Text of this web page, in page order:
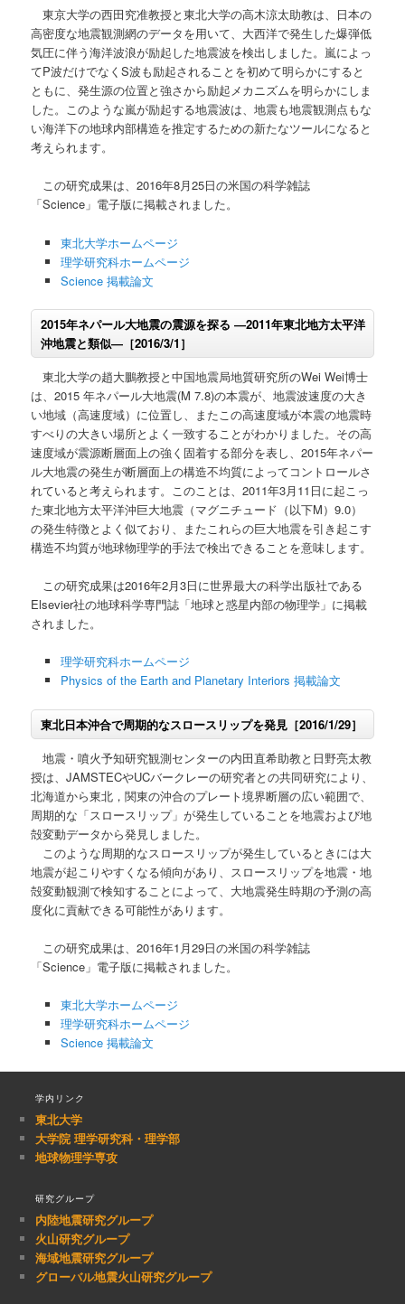
東京大学の西田究准教授と東北大学の高木涼太助教は、日本の
高密度な地震観測網のデータを用いて、大西洋で発生した爆弾低
気圧に伴う海洋波浪が励起した地震波を検出しました。嵐によっ
てP波だけでなくS波も励起されることを初めて明らかにすると
ともに、発生源の位置と強さから励起メカニズムを明らかにしま
した。このような嵐が励起する地震波は、地震も地震観測点もな
い海洋下の地球内部構造を推定するための新たなツールになると
考えられます。
この研究成果は、2016年8月25日の米国の科学雑誌
「Science」電子版に掲載されました。
東北大学ホームページ
理学研究科ホームページ
Science 掲載論文
2015年ネパール大地震の震源を探る ―2011年東北地方太平洋
沖地震と類似―［2016/3/1］
東北大学の趙大鵬教授と中国地震局地質研究所のWei Wei博士
は、2015 年ネパール大地震(M 7.8)の本震が、地震波速度の大き
い地域（高速度域）に位置し、またこの高速度域が本震の地震時
すべりの大きい場所とよく一致することがわかりました。その高
速度域が震源断層面上の強く固着する部分を表し、2015年ネパー
ル大地震の発生が断層面上の構造不均質によってコントロールさ
れていると考えられます。このことは、2011年3月11日に起こっ
た東北地方太平洋沖巨大地震（マグニチュード（以下M）9.0）
の発生特徴とよく似ており、またこれらの巨大地震を引き起こす
構造不均質が地球物理学的手法で検出できることを意味します。
この研究成果は2016年2月3日に世界最大の科学出版社である
Elsevier社の地球科学専門誌「地球と惑星内部の物理学」に掲載
されました。
理学研究科ホームページ
Physics of the Earth and Planetary Interiors 掲載論文
東北日本沖合で周期的なスロースリップを発見［2016/1/29］
地震・噴火予知研究観測センターの内田直希助教と日野亮太教
授は、JAMSTECやUCバークレーの研究者との共同研究により、
北海道から東北，関東の沖合のプレート境界断層の広い範囲で、
周期的な「スロースリップ」が発生していることを地震および地
殻変動データから発見しました。
このような周期的なスロースリップが発生しているときには大
地震が起こりやすくなる傾向があり、スロースリップを地震・地
殻変動観測で検知することによって、大地震発生時期の予測の高
度化に貢献できる可能性があります。
この研究成果は、2016年1月29日の米国の科学雑誌
「Science」電子版に掲載されました。
東北大学ホームページ
理学研究科ホームページ
Science 掲載論文
学内リンク
東北大学
大学院 理学研究科・理学部
地球物理学専攻
研究グループ
内陸地震研究グループ
火山研究グループ
海域地震研究グループ
グローバル地震火山研究グループ